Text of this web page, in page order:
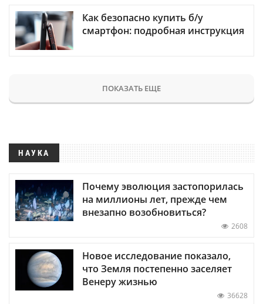
Как безопасно купить б/у
смартфон: подробная инструкция
ПОКАЗАТЬ ЕЩЕ
НАУКА
Почему эволюция застопорилась
на миллионы лет, прежде чем
внезапно возобновиться?
2608
Новое исследование показало,
что Земля постепенно заселяет
Венеру жизнью
36628